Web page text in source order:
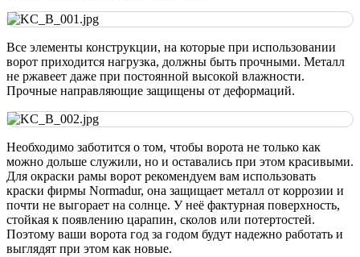
Все элементы конструкции, на которые при использовании
ворот приходится нагрузка, должны быть прочными. Металл
не ржавеет даже при постоянной высокой влажности.
Прочные направляющие защищены от деформаций.
Необходимо заботится о том, чтобы ворота не только как
можно дольше служили, но и оставались при этом красивыми.
Для окраски рамы ворот рекомендуем вам использовать
краски фирмы Normadur, она защищает металл от коррозии и
почти не выгорает на солнце. У неё фактурная поверхность,
стойкая к появлению царапин, сколов или потертостей.
Поэтому ваши ворота год за годом будут надежно работать и
выглядят при этом как новые.